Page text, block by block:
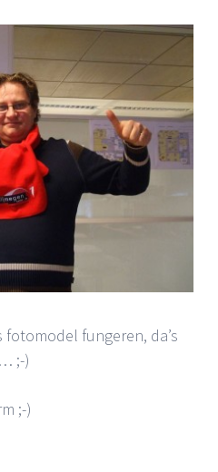
fungeren, da’s
;-)
;-)